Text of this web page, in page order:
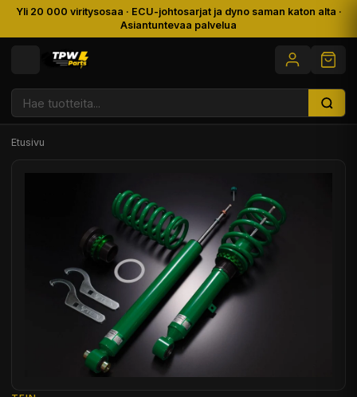
Yli 20 000 viritysosaa · ECU-johtosarjat ja dyno saman katon alta ·
Asiantuntevaa palvelua
Etusivu